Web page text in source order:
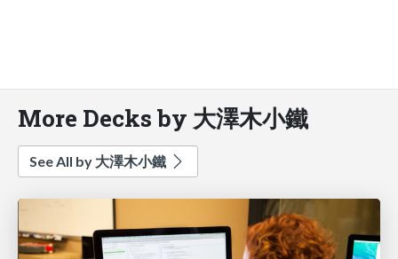
More Decks by 大澤木小鐵
See All by 大澤木小鐵